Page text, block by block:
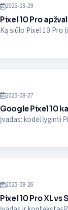
2025-08-29
Pixel 10 Pro
Ką siūlo Pixel 10 Pro
2025-08-27
Google Pixel 10
Įvadas: kodėl lyginti
2025-08-26
Pixel 10 Pro XL